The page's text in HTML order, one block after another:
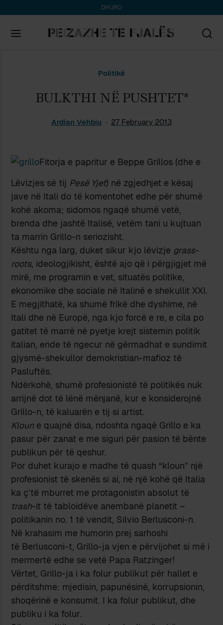
DHURO
Politikë
BULKTHI NË PUSHTET*
Ardian Vehbiu 27 February 2013
Fitorja e papritur e Beppe Grillos (dhe e
Lëvizjes së tij Pesë Yjet) në zgjedhjet e kësaj
jave në Itali do të komentohet edhe për shumë
kohë akoma; sidomos ngaqë shumë vetë,
brenda dhe jashtë Italisë, vetëm tani u kujtuan
ta marrin Grillo-n seriozisht.
Kështu nga larg, duket sikur kjo lëvizje grass-
roots, ideologjikisht, është ajo që i përgjigjet më
mirë, me programin e vet, situatës politike,
ekonomike dhe sociale në Italinë e shekullit XXI.
E megjithatë, ka shumë frikë dhe dyshime, në
Itali dhe në Europë, nga kjo forcë e re, e cila po
gatitet të marrë në pyetje krejt sistemin politik
italian, ende të ngecur në gërmadhat e sundimit
gjysmë-shekullor demokristian-mafioz të
Pasluftës.
Ndërkohë, shumë profesionistë të politikës nuk
arrijnë dot të lënë mënjanë, kur e konsiderojnë
Grillo-n, të kaluarën e tij si artist.
Kloun e quajnë disa, ndoshta ngaqë Grillo e ka
pasur për zanat e me siguri për pasion të bënte
publikun për të qeshur.
Por duhet kurajo e madhe të quash “kloun” një
profesionist të skenës si ai, në një kohë që Italia
ka ç’të mburret me protagonistin absolut të
trash-it të tabloidëve anembanë planetit –
politikanin no. 1 të vendit, Silvio Berlusconi-n.
Në krahasim me humorin prej sarhoshi
të Berlusconi-t, Grillo-ja vjen e përvijohet si më i
mermertë edhe se vetë Papa Ratzinger!
Vërtet, Grillo-ja i ka folur publikut për hallet e
përditshme: mjedisin, papunësinë, korrupsionin,
shoqërinë e konsumit. I ka folur publikut, dhe
publiku i ka folur.